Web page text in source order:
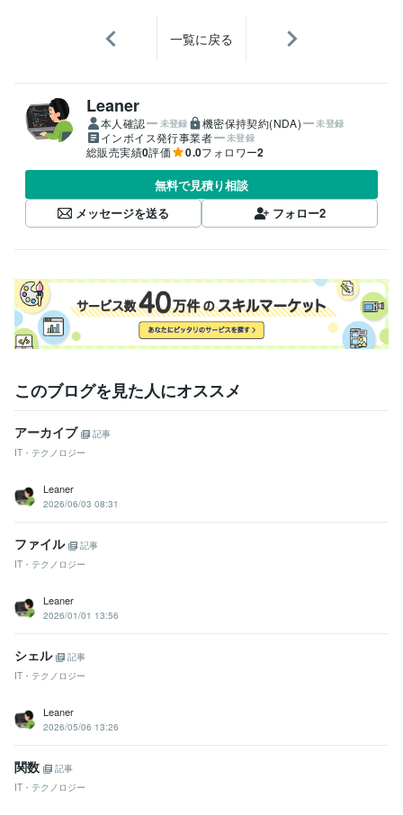
一覧に戻る
Leaner
本人確認 未登録 機密保持契約(NDA) 未登録
インボイス発行事業者 未登録
総販売実績0評価 0.0フォロワー2
無料で見積り相談
メッセージを送る
フォロー2
このブログを見た人にオススメ
アーカイブ
記事
IT・テクノロジー
Leaner
2026/06/03 08:31
ファイル
記事
IT・テクノロジー
Leaner
2026/01/01 13:56
シェル
記事
IT・テクノロジー
Leaner
2026/05/06 13:26
関数
記事
IT・テクノロジー